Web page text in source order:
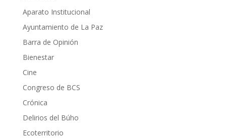
Aparato Institucional
Ayuntamiento de La Paz
Barra de Opinión
Bienestar
Cine
Congreso de BCS
Crónica
Delirios del Búho
Ecoterritorio